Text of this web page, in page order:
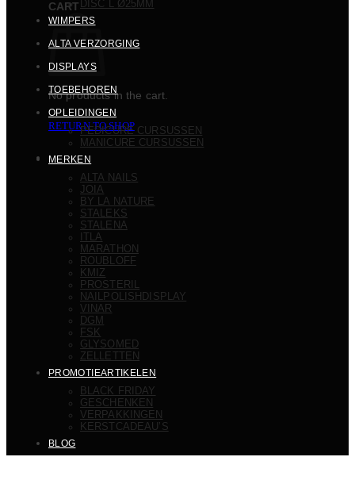
CART
No products in the cart.
RETURN TO SHOP
DISC L Ø25MM
WIMPERS
ALTA VERZORGING
DISPLAYS
TOEBEHOREN
OPLEIDINGEN
PEDICURE CURSUSSEN
MANICURE CURSUSSEN
MERKEN
ALTA NAILS
JOIA
BY LA NATURE
STALEKS
STALENA
ITLA
MARATHON
ROUBLOFF
KMIZ
PROSTERIL
NAILPOLISHDISPLAY
VINAR
DGM
FSK
GLYSOMED
ZELLETTEN
PROMOTIEARTIKELEN
BLACK FRIDAY
GESCHENKEN
VERPAKKINGEN
KERSTCADEAU’S
BLOG